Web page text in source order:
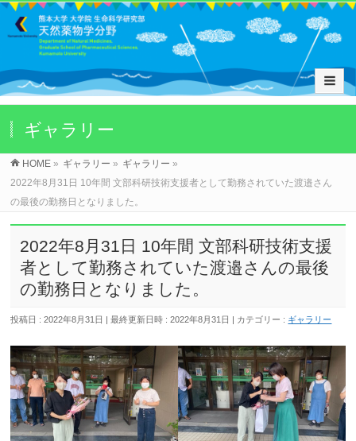
ギャラリー
HOME » ギャラリー » ギャラリー »
2022年8月31日 10年間 文部科研技術支援者として勤務されていた渡邉さん
の最後の勤務日となりました。
2022年8月31日 10年間 文部科研技術支援
者として勤務されていた渡邉さんの最後
の勤務日となりました。
投稿日 : 2022年8月31日 最終更新日時 : 2022年8月31日 カテゴリー : ギャラリー